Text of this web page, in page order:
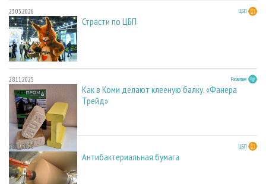
23.03.2026 ЦБП
Страсти по ЦБП
28.11.2025 Развитие
Как в Коми делают клееную балку. «Фанера
Трейд»
28.11.2025 ЦБП
Антибактериальная бумага